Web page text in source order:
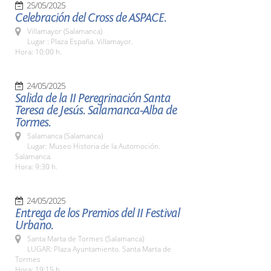
25/05/2025
Celebración del Cross de ASPACE.
Villamayor (Salamanca)
Lugar : Plaza España. Villamayor.
Hora: 10:00 h.
24/05/2025
Salida de la II Peregrinación Santa
Teresa de Jesús. Salamanca-Alba de
Tormes.
Salamanca (Salamanca)
Lugar: Museo Historia de la Automoción.
Salamanca.
Hora: 9:30 h.
24/05/2025
Entrega de los Premios del II Festival
Urbano.
Santa Marta de Tormes (Salamanca)
LUGAR: Plaza Ayuntamiento. Santa Marta de
Tormes